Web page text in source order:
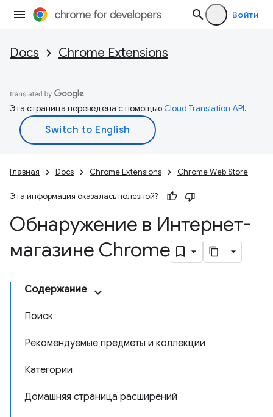
Войти
Docs Chrome Extensions
Эта страница переведена с помощьюCloud Translation API.
Главная Docs Chrome Extensions Chrome Web Store
Эта информация оказалась полезной?
Обнаружение в Интернет-
магазине Chrome
Содержание
Поиск
Рекомендуемые предметы и коллекции
Категории
Домашняя страница расширений